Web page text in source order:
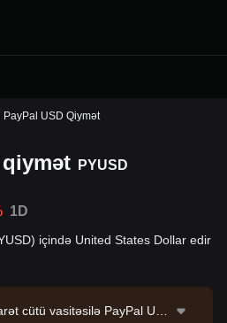
PayPal USD Qiymət
qiymət PYUSD
1D
içində United States Dollar edir
cütü vasitəsilə PayPal US